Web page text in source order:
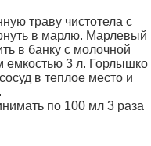
траву чисто­тела с
в марлю. Марлевый
в бан­ку с молочной
ем­костью 3 л. Горлышко
в теплое место и
по 100 мл 3 раза